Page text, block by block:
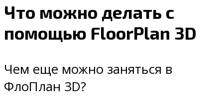
Что можно делать с
помощью FloorPlan 3D
Чем еще можно заняться в
ФлоПлан 3D?